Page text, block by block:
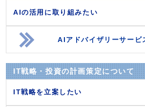
AIの活用に取り組みたい
AIアドバイザリーサービ
IT戦略・投資の計画策定について
IT戦略を立案したい